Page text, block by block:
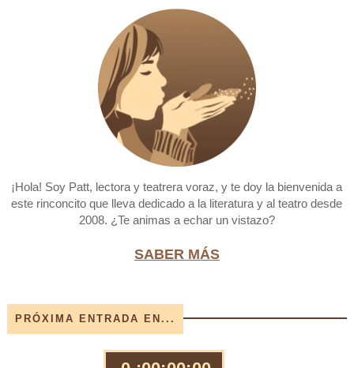
¡Hola! Soy Patt, lectora y teatrera voraz, y te doy la bienvenida a
este rinconcito que lleva dedicado a la literatura y al teatro desde
2008. ¿Te animas a echar un vistazo?
SABER MÁS
PRÓXIMA ENTRADA EN...